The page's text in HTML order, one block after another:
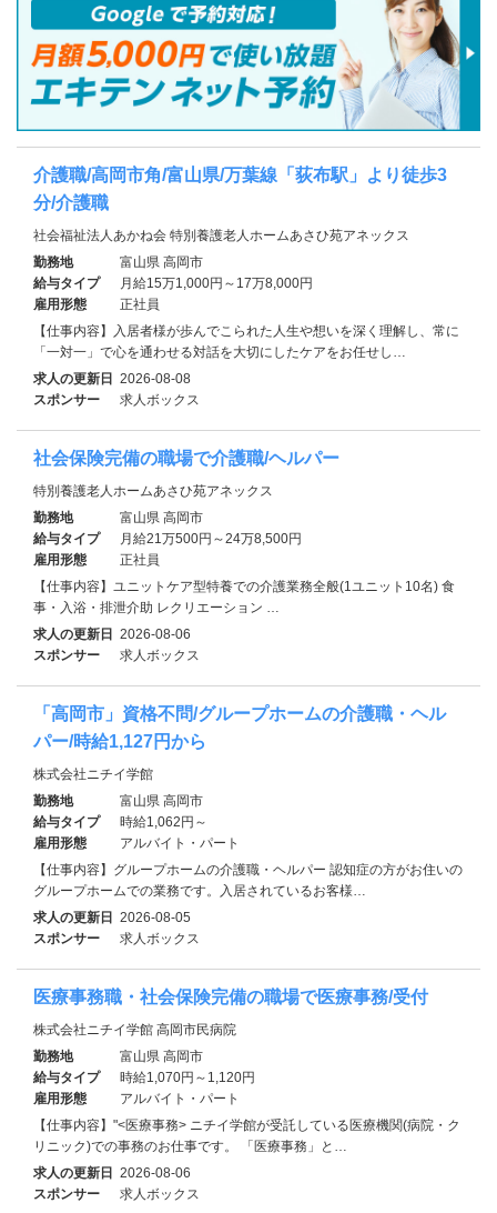
介護職/高岡市角/富山県/万葉線「荻布駅」より徒歩3
分/介護職
社会福祉法人あかね会 特別養護老人ホームあさひ苑アネックス
勤務地
富山県 高岡市
給与タイプ
月給15万1,000円～17万8,000円
雇用形態
正社員
【仕事内容】入居者様が歩んでこられた人生や想いを深く理解し、常に
「一対一」で心を通わせる対話を大切にしたケアをお任せし…
求人の更新日 2026-08-08
スポンサー
求人ボックス
社会保険完備の職場で介護職/ヘルパー
特別養護老人ホームあさひ苑アネックス
勤務地
富山県 高岡市
給与タイプ
月給21万500円～24万8,500円
雇用形態
正社員
【仕事内容】ユニットケア型特養での介護業務全般(1ユニット10名) 食
事・入浴・排泄介助 レクリエーション …
求人の更新日 2026-08-06
スポンサー
求人ボックス
「高岡市」資格不問/グループホームの介護職・ヘル
パー/時給1,127円から
株式会社ニチイ学館
勤務地
富山県 高岡市
給与タイプ
時給1,062円～
雇用形態
アルバイト・パート
【仕事内容】グループホームの介護職・ヘルパー 認知症の方がお住いの
グループホームでの業務です。入居されているお客様…
求人の更新日 2026-08-05
スポンサー
求人ボックス
医療事務職・社会保険完備の職場で医療事務/受付
株式会社ニチイ学館 高岡市民病院
勤務地
富山県 高岡市
給与タイプ
時給1,070円～1,120円
雇用形態
アルバイト・パート
【仕事内容】"<医療事務> ニチイ学館が受託している医療機関(病院・ク
リニック)での事務のお仕事です。 「医療事務」と…
求人の更新日 2026-08-06
スポンサー
求人ボックス